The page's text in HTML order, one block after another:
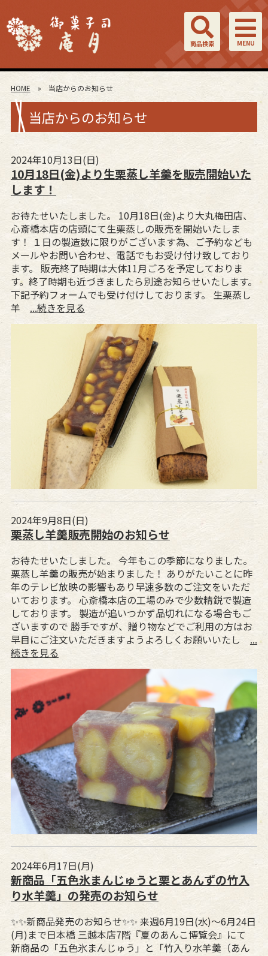
MENU
商品検索
HOME » 当店からのお知らせ
当店からのお知らせ
2024年10月13日(日)
10月18日(金)より生栗蒸し羊羹を販売開始いた
します！
お待たせいたしました。 10月18日(金)より大丸梅田店、
心斎橋本店の店頭にて生栗蒸しの販売を開始いたしま
す！ １日の製造数に限りがございます為、ご予約なども
メールやお問い合わせ、電話でもお受け付け致しており
ます。 販売終了時期は大体11月ごろを予定しておりま
す。終了時期も近づきましたら別途お知らせいたします。
下記予約フォームでも受け付けしております。 生栗蒸し
羊 ...続きを見る
2024年9月8日(日)
栗蒸し羊羹販売開始のお知らせ
お待たせいたしました。 今年もこの季節になりました。
栗蒸し羊羹の販売が始まりました！ ありがたいことに昨
年のテレビ放映の影響もあり早速多数のご注文をいただ
いております。 心斎橋本店の工場のみで少数精鋭で製造
しております。 製造が追いつかず品切れになる場合もご
ざいますので 勝手ですが、贈り物などでご利用の方はお
早目にご注文いただきますようよろしくお願いいたし ...
続きを見る
2024年6月17日(月)
新商品「五色氷まんじゅうと栗とあんずの竹入
り水羊羹」の発売のお知らせ
✨️✨️新商品発売のお知らせ✨️✨️ 来週6月19日(水)～6月24日
(月)まで日本橋 三越本店7階『夏のあんこ博覧会』にて
新商品の「五色氷まんじゅう」と「竹入り水羊羹（あん